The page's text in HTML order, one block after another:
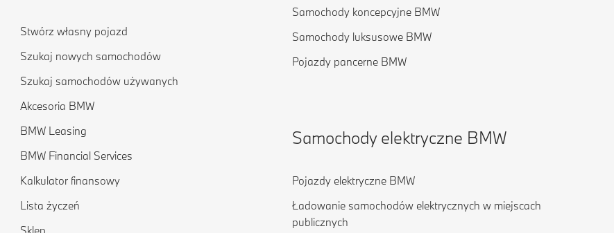
Stwórz własny pojazd
Szukaj nowych samochodów
Szukaj samochodów używanych
Akcesoria BMW
BMW Leasing
BMW Financial Services
Kalkulator finansowy
Lista życzeń
Samochody koncepcyjne BMW
Samochody luksusowe BMW
Pojazdy pancerne BMW
Samochody elektryczne BMW
Pojazdy elektryczne BMW
Ładowanie samochodów elektrycznych w miejscach
publicznych